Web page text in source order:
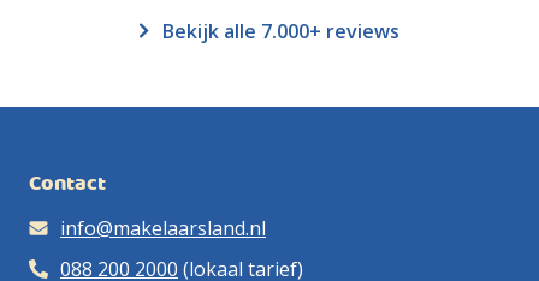
Bekijk alle 7.000+ reviews
Contact
info@makelaarsland.nl
088 200 2000 (lokaal tarief)